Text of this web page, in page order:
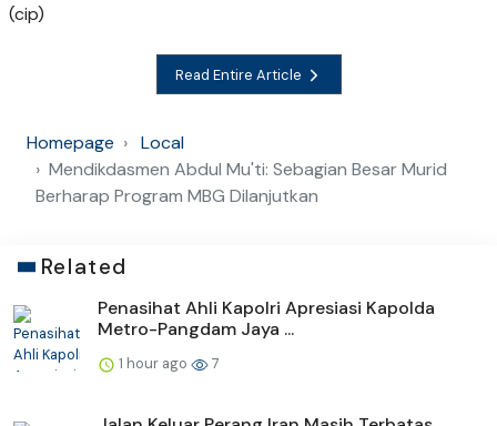
(cip)
Read Entire Article
Homepage
Local
Mendikdasmen Abdul Mu'ti: Sebagian Besar Murid
Berharap Program MBG Dilanjutkan
Related
Penasihat Ahli Kapolri Apresiasi Kapolda
Metro-Pangdam Jaya ...
1 hour ago 7